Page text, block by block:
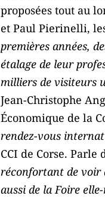
proposées tout au
et Paul Pierinelli,
premières années,
étalage de leur
milliers de visiteurs
Jean-Christophe
Économique de la
rendez-vous
CCI de Corse. Parle
réconfortant de voir
aussi de la Foire